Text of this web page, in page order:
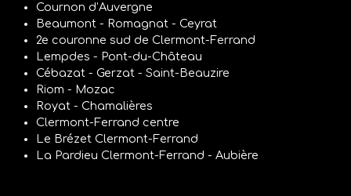
Cournon d’Auvergne
Beaumont - Romagnat - Ceyrat
2e couronne sud de Clermont-Ferrand
Lempdes - Pont-du-Château
Cébazat - Gerzat - Saint-Beauzire
Riom - Mozac
Royat - Chamalières
Clermont-Ferrand centre
Le Brézet Clermont-Ferrand
La Pardieu Clermont-Ferrand - Aubière